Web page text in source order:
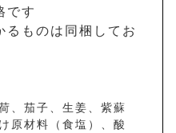
です
るものは同梱してお
、茄子、生姜、紫蘇
原材料（食塩）、酸